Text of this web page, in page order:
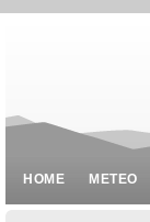
HOME METEO